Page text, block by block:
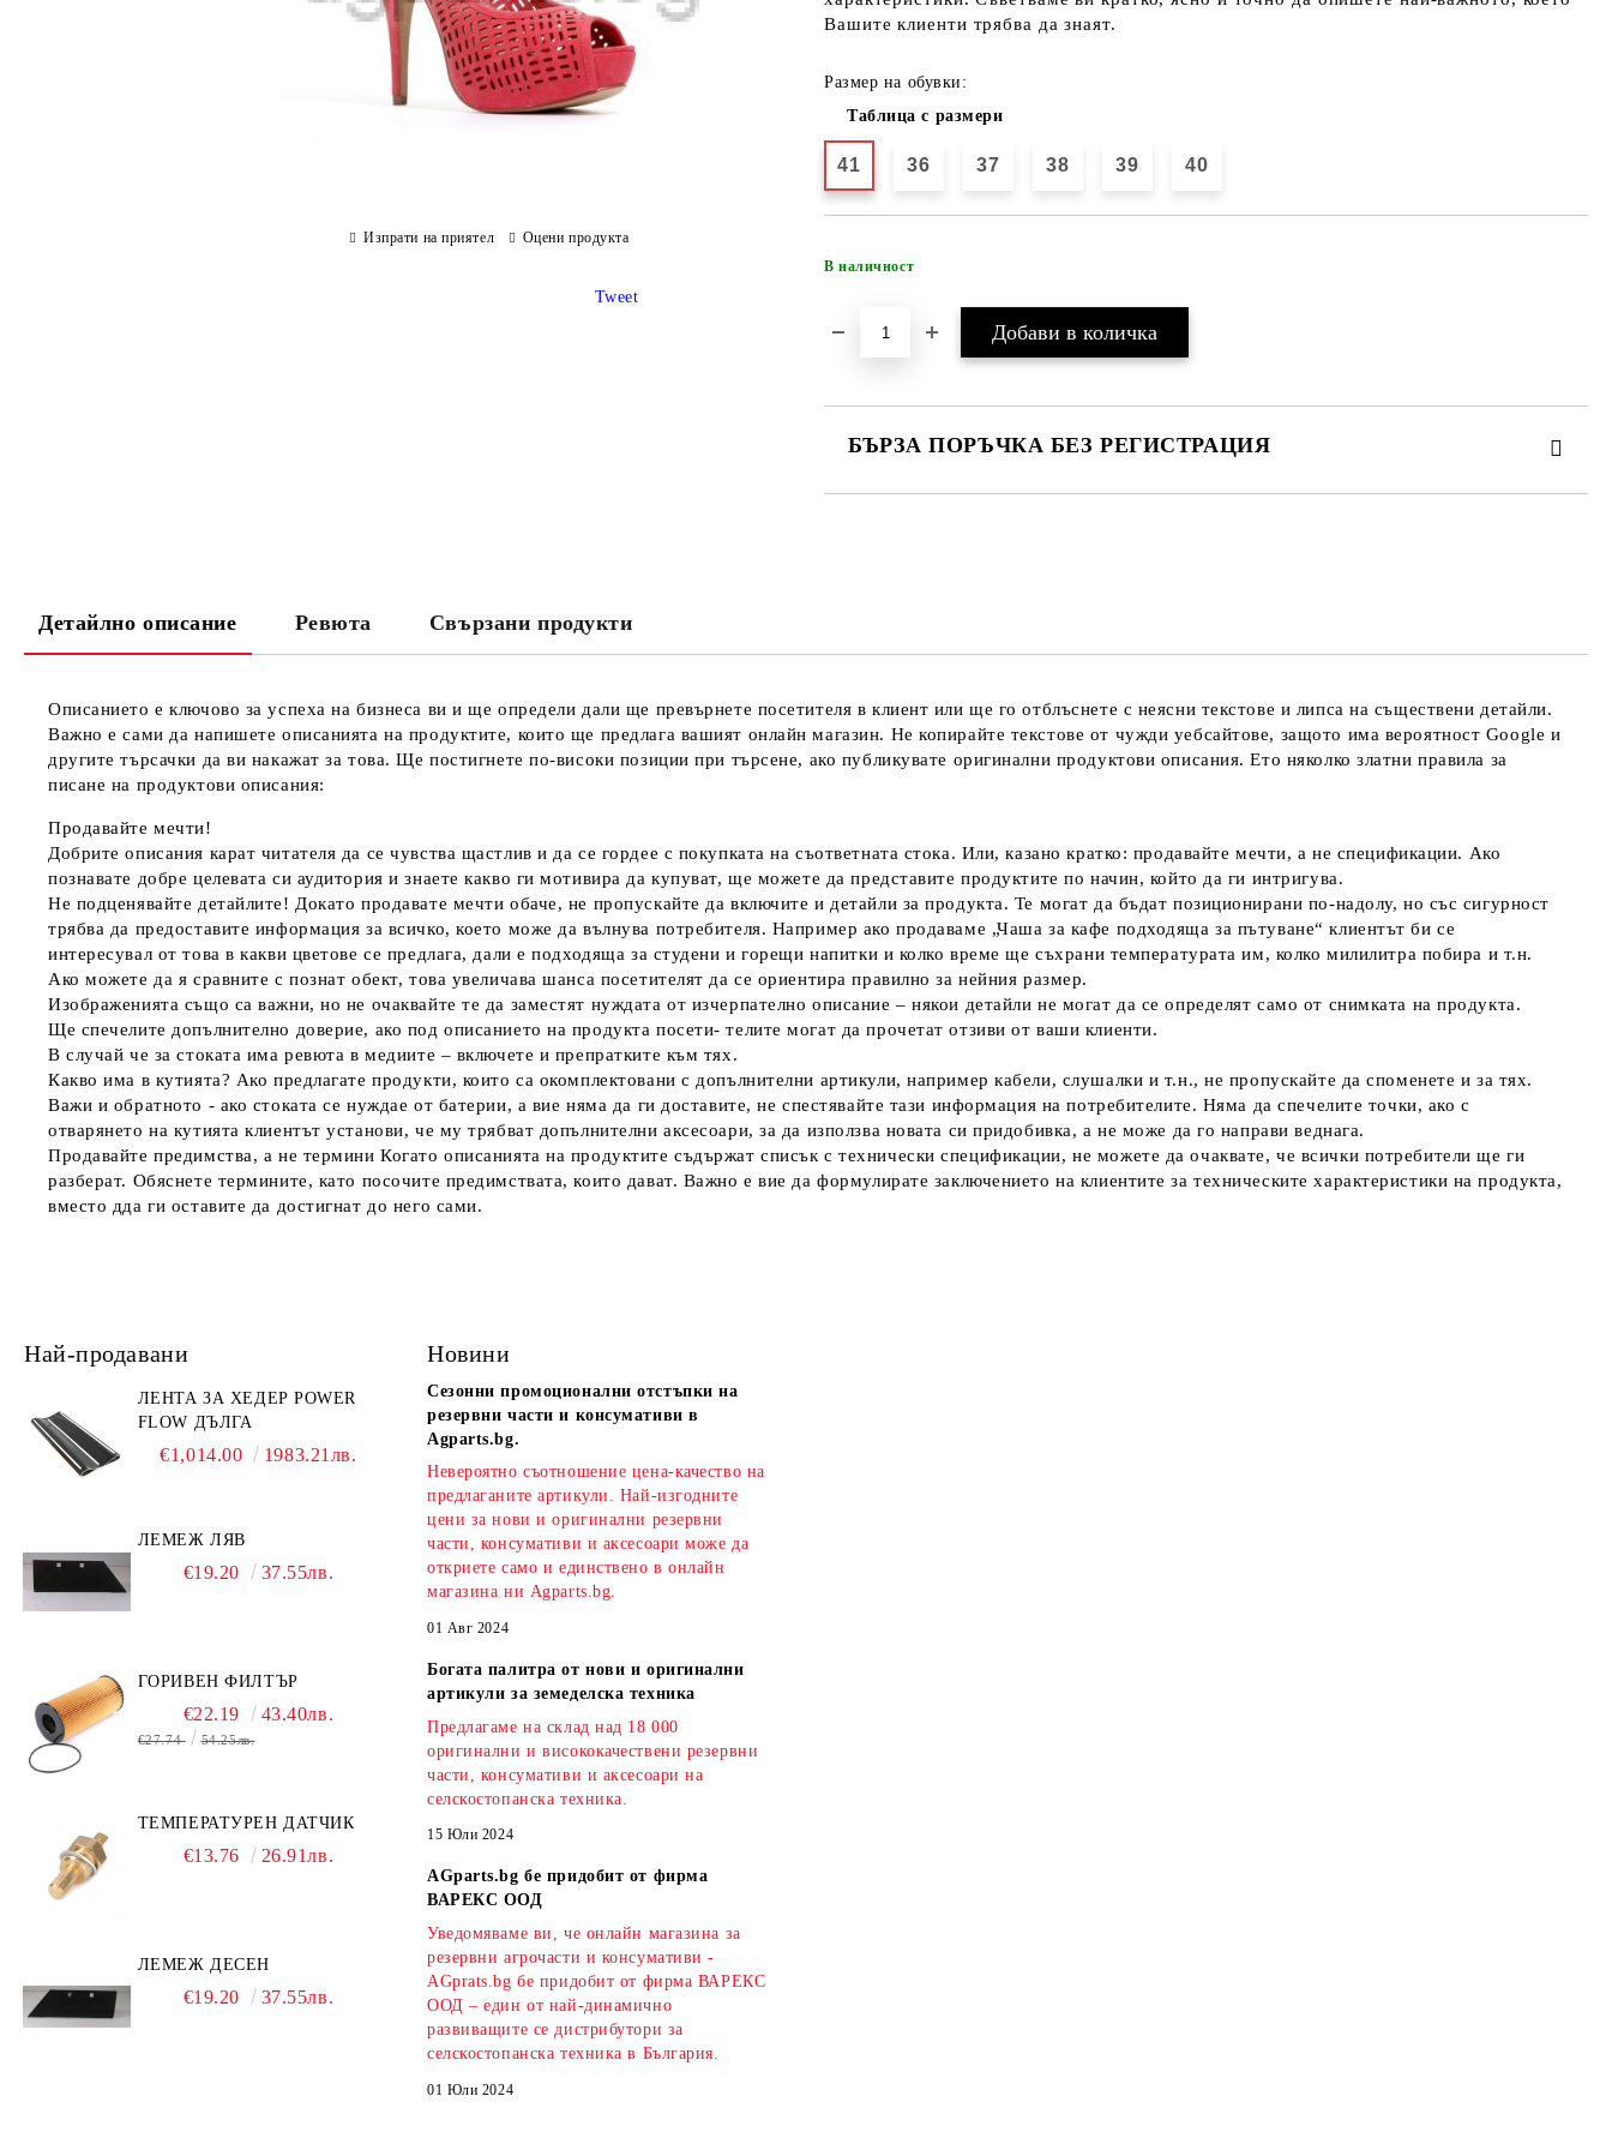
Вашите клиенти трябва да знаят.
Размер на обувки:
Таблица с размери
41 36 37 38 39 40
В наличност
БЪРЗА ПОРЪЧКА БЕЗ РЕГИСТРАЦИЯ
Изпрати на приятел Оцени продукта
Tweet
Детайлно описание Ревюта Свързани продукти
Описанието е ключово за успеха на бизнеса ви и ще определи дали ще превърнете посетителя в клиент или ще го отблъснете с неясни текстове и липса на съществени детайли.
Важно е сами да напишете описанията на продуктите, които ще предлага вашият онлайн магазин. Не копирайте текстове от чужди уебсайтове, защото има вероятност Google и
другите търсачки да ви накажат за това. Ще постигнете по-високи позиции при търсене, ако публикувате оригинални продуктови описания. Ето няколко златни правила за
писане на продуктови описания:
Продавайте мечти!
Добрите описания карат читателя да се чувства щастлив и да се гордее с покупката на съответната стока. Или, казано кратко: продавайте мечти, а не спецификации. Ако
познавате добре целевата си аудитория и знаете какво ги мотивира да купуват, ще можете да представите продуктите по начин, който да ги интригува.
Не подценявайте детайлите! Докато продавате мечти обаче, не пропускайте да включите и детайли за продукта. Те могат да бъдат позиционирани по-надолу, но със сигурност
трябва да предоставите информация за всичко, което може да вълнува потребителя. Например ако продаваме „Чаша за кафе подходяща за пътуване“ клиентът би се
интересувал от това в какви цветове се предлага, дали е подходяща за студени и горещи напитки и колко време ще съхрани температурата им, колко милилитра побира и т.н.
Ако можете да я сравните с познат обект, това увеличава шанса посетителят да се ориентира правилно за нейния размер.
Изображенията също са важни, но не очаквайте те да заместят нуждата от изчерпателно описание – някои детайли не могат да се определят само от снимката на продукта.
Ще спечелите допълнително доверие, ако под описанието на продукта посети- телите могат да прочетат отзиви от ваши клиенти.
В случай че за стоката има ревюта в медиите – включете и препратките към тях.
Какво има в кутията? Ако предлагате продукти, които са окомплектовани с допълнителни артикули, например кабели, слушалки и т.н., не пропускайте да споменете и за тях.
Важи и обратното - ако стоката се нуждае от батерии, а вие няма да ги доставите, не спестявайте тази информация на потребителите. Няма да спечелите точки, ако с
отварянето на кутията клиентът установи, че му трябват допълнителни аксесоари, за да използва новата си придобивка, а не може да го направи веднага.
Продавайте предимства, а не термини Когато описанията на продуктите съдържат списък с технически спецификации, не можете да очаквате, че всички потребители ще ги
разберат. Обяснете термините, като посочите предимствата, които дават. Важно е вие да формулирате заключението на клиентите за техническите характеристики на продукта,
вместо дда ги оставите да достигнат до него сами.
Най-продавани
ЛЕНТА ЗА ХЕДЕР POWER
FLOW ДЪЛГА
€1,014.00 1983.21лв.
ЛЕМЕЖ ЛЯВ
€19.20 37.55лв.
ГОРИВЕН ФИЛТЪР
€22.19 43.40лв.
€27.74 54.25лв.
ТЕМПЕРАТУРЕН ДАТЧИК
€13.76 26.91лв.
ЛЕМЕЖ ДЕСЕН
€19.20 37.55лв.
Новини
Сезонни промоционални отстъпки на
резервни части и консумативи в
Agparts.bg.
Невероятно съотношение цена-качество на
предлаганите артикули. Най-изгодните
цени за нови и оригинални резервни
части, консумативи и аксесоари може да
откриете само и единствено в онлайн
магазина ни Agparts.bg.
01 Авг 2024
Богата палитра от нови и оригинални
артикули за земеделска техника
Предлагаме на склад над 18 000
оригинални и висококачествени резервни
части, консумативи и аксесоари на
селскостопанска техника.
15 Юли 2024
AGparts.bg бе придобит от фирма
ВАРЕКС ООД
Уведомяваме ви, че онлайн магазина за
резервни агрочасти и консумативи -
AGprats.bg бе придобит от фирма ВАРЕКС
ООД – един от най-динамично
развиващите се дистрибутори за
селскостопанска техника в България.
01 Юли 2024